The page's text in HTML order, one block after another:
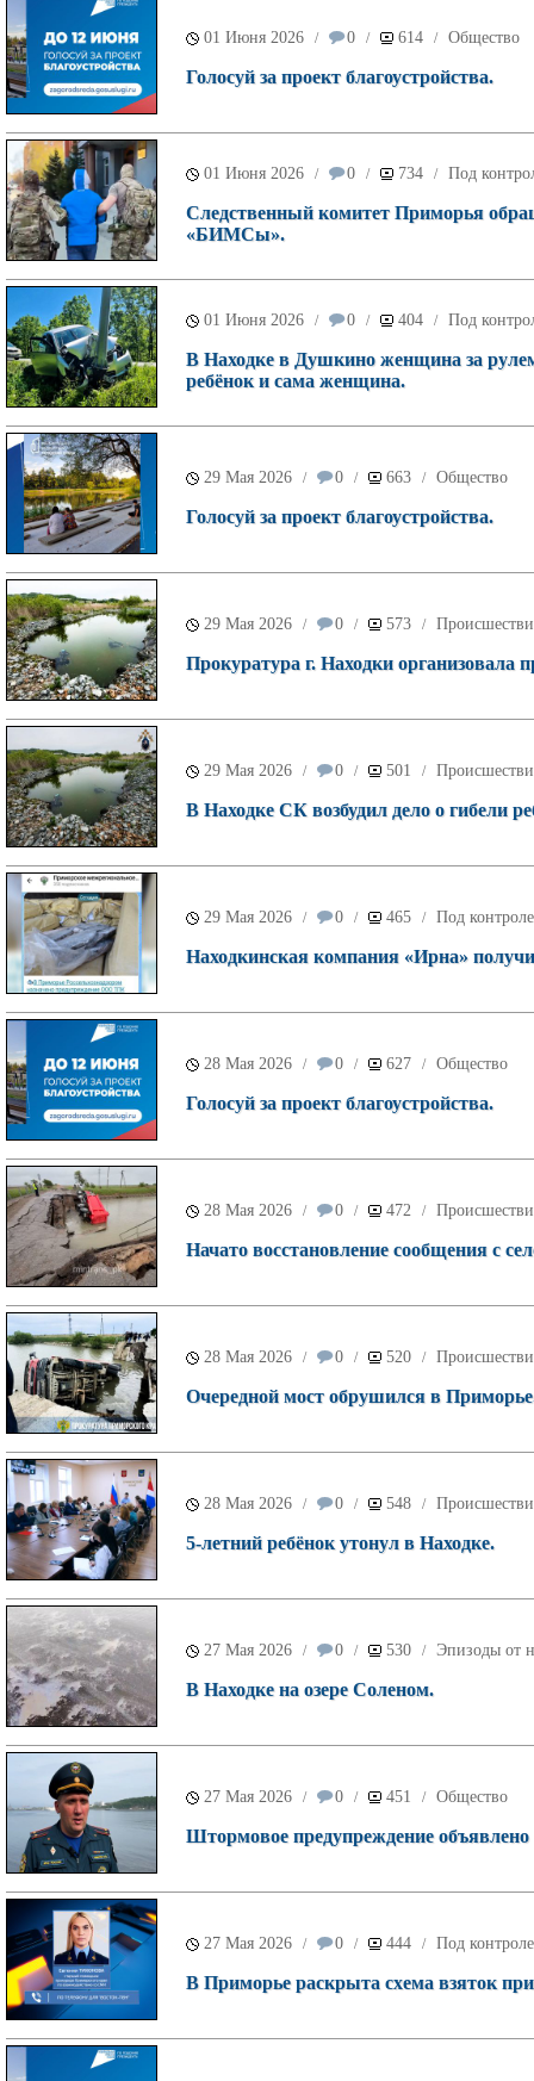
01 Июня 2026 / 0 / 614 / Общество
Голосуй за проект благоустройства.
01 Июня 2026 / 0 / 734 / Под
Следственный комитет Приморья
«БИМСы».
01 Июня 2026 / 0 / 404 / Под
В Находке в Душкино женщина за
ребёнок и сама женщина.
29 Мая 2026 / 0 / 663 / Общество
Голосуй за проект благоустройства.
29 Мая 2026 / 0 / 573 /
Прокуратура г. Находки организовала
29 Мая 2026 / 0 / 501 /
В Находке СК возбудил дело о гибели
29 Мая 2026 / 0 / 465 / Под
Находкинская компания «Ирна»
28 Мая 2026 / 0 / 627 / Общество
Голосуй за проект благоустройства.
28 Мая 2026 / 0 / 472 /
Начато восстановление сообщения с
28 Мая 2026 / 0 / 520 /
Очередной мост обрушился в
28 Мая 2026 / 0 / 548 /
5-летний ребёнок утонул в Находке.
27 Мая 2026 / 0 / 530 / Эпизоды от
В Находке на озере Соленом.
27 Мая 2026 / 0 / 451 / Общество
Штормовое предупреждение
27 Мая 2026 / 0 / 444 / Под
В Приморье раскрыта схема взяток